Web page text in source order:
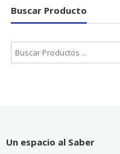
Buscar Producto
Buscar:
Un espacio al Saber